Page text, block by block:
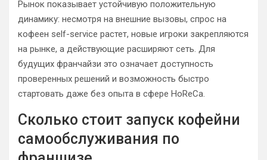
Рынок показывает устойчивую положительную
динамику: несмотря на внешние вызовы, спрос на
кофеен self-service растет, новые игроки закрепляются
на рынке, а действующие расширяют сеть. Для
будущих франчайзи это означает доступность
проверенных решений и возможность быстро
стартовать даже без опыта в сфере HoReCa.
Сколько стоит запуск кофейни
самообслуживания по